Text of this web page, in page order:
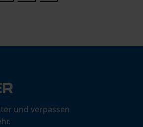
und verpassen